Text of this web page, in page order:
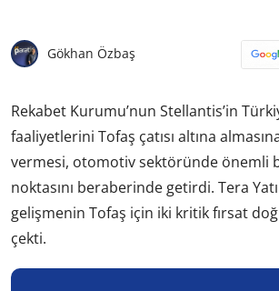
Gökhan Özbaş
Rekabet Kurumu’nun Stellantis’in
faaliyetlerini Tofaş çatısı altına
vermesi, otomotiv sektöründe önemli
noktasını beraberinde getirdi. Tera
gelişmenin Tofaş için iki kritik fırsat
çekti.